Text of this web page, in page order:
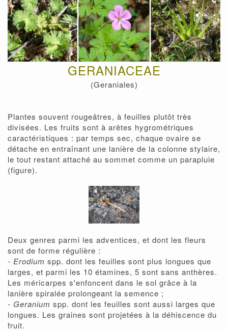
GERANIACEAE
(Geraniales)
Plantes souvent rougeâtres, à feuilles plutôt très
divisées. Les fruits sont à arêtes hygrométriques
caractéristiques : par temps sec, chaque ovaire se
détache en entraînant une lanière de la colonne stylaire,
le tout restant attaché au sommet comme un parapluie
(figure).
Deux genres parmi les adventices, et dont les fleurs
sont de forme régulière :
- Erodium spp. dont les feuilles sont plus longues que
larges, et parmi les 10 étamines, 5 sont sans anthères.
Les méricarpes s'enfoncent dans le sol grâce à la
lanière spiralée prolongeant la semence ;
- Geranium spp. dont les feuilles sont aussi larges que
longues. Les graines sont projetées à la déhiscence du
fruit.